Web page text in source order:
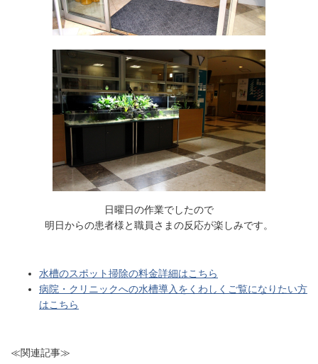
日曜日の作業でしたので
明日からの患者様と職員さまの反応が楽しみです。
水槽のスポット掃除の料金詳細はこちら
病院・クリニックへの水槽導入をくわしくご覧になりたい方
はこちら
≪関連記事≫